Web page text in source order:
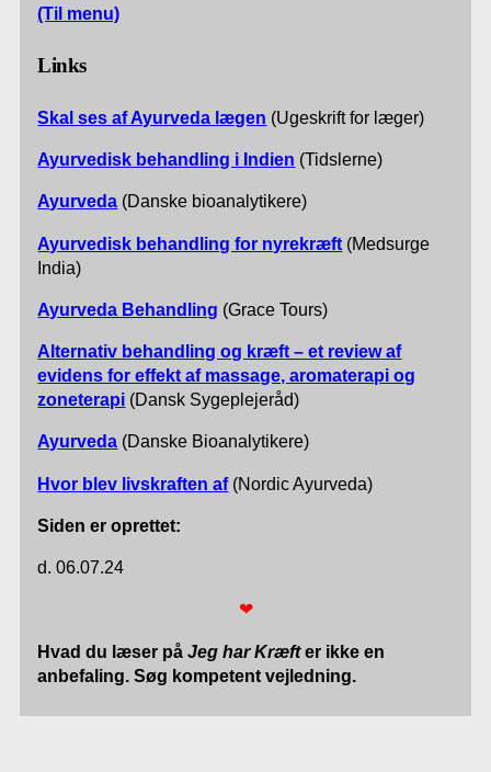
(Til menu)
Links
Skal ses af Ayurveda lægen (Ugeskrift for læger)
Ayurvedisk behandling i Indien (Tidslerne)
Ayurveda (Danske bioanalytikere)
Ayurvedisk behandling for nyrekræft (Medsurge
India)
Ayurveda Behandling (Grace Tours)
Alternativ behandling og kræft – et review af
evidens for effekt af massage, aromaterapi og
zoneterapi (Dansk Sygeplejeråd)
Ayurveda (Danske Bioanalytikere)
Hvor blev livskraften af(Nordic Ayurveda)
Siden er oprettet:
d. 06.07.24
❤
Hvad du læser påJeg har Kræfter ikke en
anbefaling. Søg kompetent vejledning.